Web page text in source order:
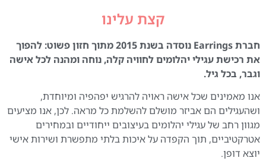
קצת עלינו
חברת Earrings נוסדה בשנת 2015 מתוך חזון פשוט: להפוך
את רכישת עגילי יהלומים לחוויה קלה, נוחה ומהנה לכל אישה
וגבר, בכל גיל.
אנו מאמינים שכל אישה ראויה להרגיש יפהפיה ומיוחדת,
ושהעגילים הם אביזר מושלם להשלמת כל מראה. לכן, אנו מציעים
מגוון רחב של עגילי יהלומים בעיצובים ייחודיים ובמחירים
אטרקטיביים, תוך הקפדה על איכות בלתי מתפשרת ושירות אישי
יוצא דופן.